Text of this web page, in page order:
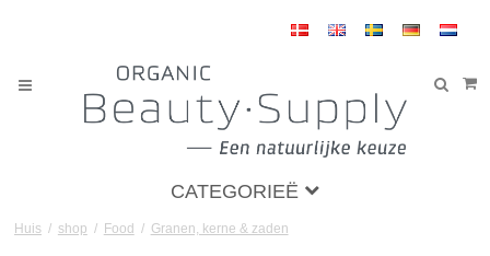
CATEGORIEË
Huis / shop / Food / Granen, kerne & zaden